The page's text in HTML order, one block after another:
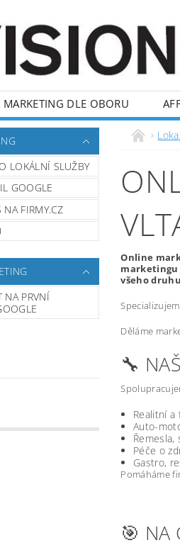
DLE OBORU
LOKÁLNÍ SLUŽBY
GOOGLE
NA FIRMY.CZ
NA PRVNÍ
Online
marketingu
všeho
Děláme
🔧
Realitní a
Auto-
Péče o
Gastro,
Pomáháme
🎯 NA